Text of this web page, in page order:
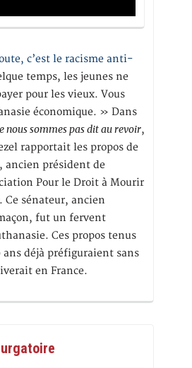
c’est le racisme anti-
temps, les jeunes ne
pour les vieux. Vous
économique. » Dans
nous sommes pas dit au revoir,
rapportait les propos de
ancien président de
Pour le Droit à Mourir
Ce sénateur, ancien
fut un fervent
Ces propos tenus
ans déjà préfiguraient sans
en France.